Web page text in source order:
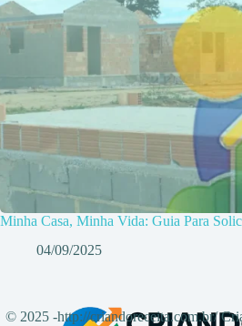
Minha Casa, Minha Vida: Guia Para
04/09/2025
© 2025 -http://criandoreceita.com.br/